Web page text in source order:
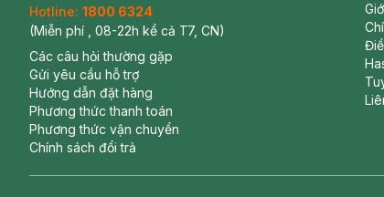
Hotline: 1800 6324
(Miễn phí , 08-22h kể cả T7, CN)
Các câu hỏi thường gặp
Gửi yêu cầu hỗ trợ
Hướng dẫn đặt hàng
Phương thức thanh toán
Phương thức vận chuyển
Chính sách đổi trả